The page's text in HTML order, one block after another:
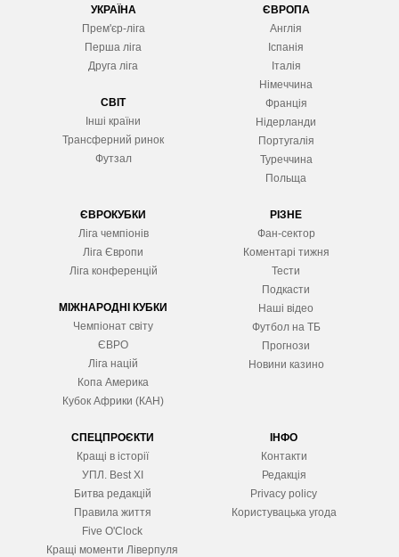
УКРАЇНА
Прем'єр-ліга
Перша ліга
Друга ліга
СВІТ
Інші країни
Трансферний ринок
Футзал
ЄВРОПА
Англія
Іспанія
Італія
Німеччина
Франція
Нідерланди
Португалія
Туреччина
Польща
ЄВРОКУБКИ
Ліга чемпіонів
Ліга Європи
Ліга конференцій
МІЖНАРОДНІ КУБКИ
Чемпіонат світу
ЄВРО
Ліга націй
Копа Америка
Кубок Африки (КАН)
РІЗНЕ
Фан-сектор
Коментарі тижня
Тести
Подкасти
Наші відео
Футбол на ТБ
Прогнози
Новини казино
СПЕЦПРОЄКТИ
Кращі в історії
УПЛ. Best XІ
Битва редакцій
Правила життя
Five O'Clock
Кращі моменти Ліверпуля
ІНФО
Контакти
Редакція
Privacy policy
Користувацька угода